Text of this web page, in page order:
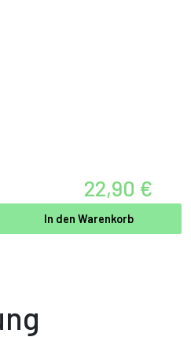
22,90 €
In den Warenkorb